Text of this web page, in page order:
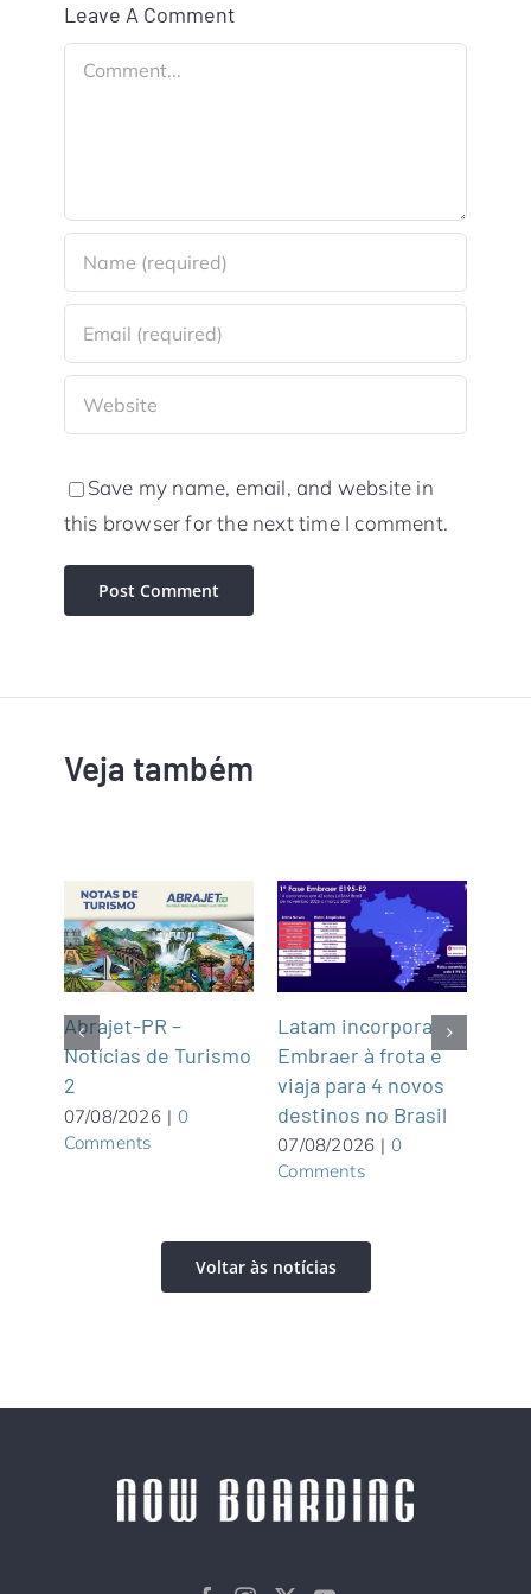
Leave A Comment
Comment
Save my name, email, and website in
this browser for the next time I comment.
Veja também
Abrajet-PR –
Notícias de Turismo
2
07/08/2026 | 0
Comments
Latam incorpora
Embraer à frota e
viaja para 4 novos
destinos no Brasil
07/08/2026 | 0
Comments
Voltar às notícias